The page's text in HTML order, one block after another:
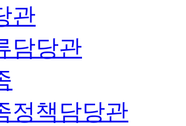
관
담당관
정책담당관